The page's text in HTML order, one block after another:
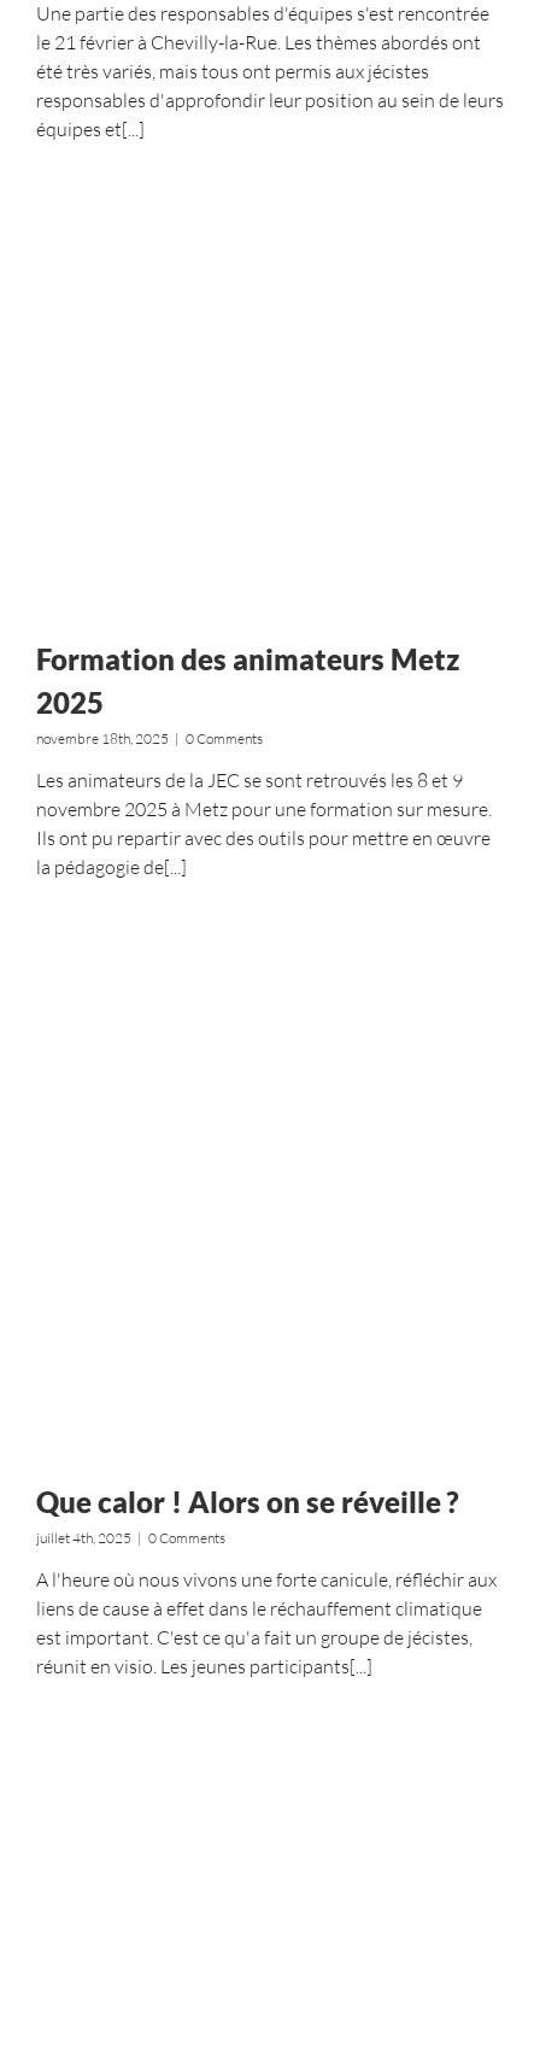
Une partie des responsables d'équipes s'est rencontrée
le 21 février à Chevilly-la-Rue. Les thèmes abordés ont
été très variés, mais tous ont permis aux jécistes
responsables d'approfondir leur position au sein de leurs
équipes et[...]
Formation des animateurs Metz
2025
novembre 18th, 2025 | 0 Comments
Les animateurs de la JEC se sont retrouvés les 8 et 9
novembre 2025 à Metz pour une formation sur mesure.
Ils ont pu repartir avec des outils pour mettre en œuvre
la pédagogie de[...]
Que calor ! Alors on se réveille ?
juillet 4th, 2025 | 0 Comments
A l'heure où nous vivons une forte canicule, réfléchir aux
liens de cause à effet dans le réchauffement climatique
est important. C'est ce qu'a fait un groupe de jécistes,
réunit en visio. Les jeunes participants[...]